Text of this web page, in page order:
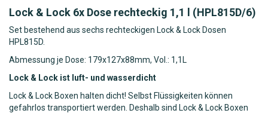
Lock & Lock 6x Dose rechteckig 1,1 l (HPL815D/6)
Set bestehend aus sechs rechteckigen Lock & Lock Dosen
HPL815D.
Abmessung je Dose: 179x127x88mm, Vol.: 1,1L
Lock & Lock ist luft- und wasserdicht
Lock & Lock Boxen halten dicht! Selbst Flüssigkeiten können
gefahrlos transportiert werden. Deshalb sind Lock & Lock Boxen